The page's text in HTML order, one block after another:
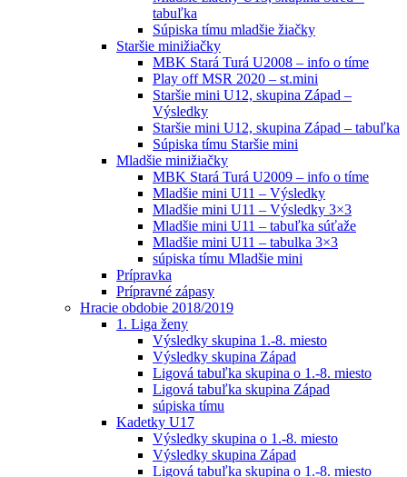
tabuľka
Súpiska tímu mladšie žiačky
Staršie minižiačky
MBK Stará Turá U2008 – info o tíme
Play off MSR 2020 – st.mini
Staršie mini U12, skupina Západ –
Výsledky
Staršie mini U12, skupina Západ – tabuľka
Súpiska tímu Staršie mini
Mladšie minižiačky
MBK Stará Turá U2009 – info o tíme
Mladšie mini U11 – Výsledky
Mladšie mini U11 – Výsledky 3×3
Mladšie mini U11 – tabuľka súťaže
Mladšie mini U11 – tabulka 3×3
súpiska tímu Mladšie mini
Prípravka
Prípravné zápasy
Hracie obdobie 2018/2019
1. Liga ženy
Výsledky skupina 1.-8. miesto
Výsledky skupina Západ
Ligová tabuľka skupina o 1.-8. miesto
Ligová tabuľka skupina Západ
súpiska tímu
Kadetky U17
Výsledky skupina o 1.-8. miesto
Výsledky skupina Západ
Ligová tabuľka skupina o 1.-8. miesto